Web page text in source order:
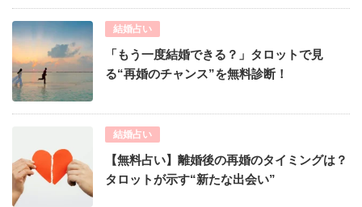
結婚占い
「もう一度結婚できる？」タロットで見
る“再婚のチャンス”を無料診断！
結婚占い
【無料占い】離婚後の再婚のタイミングは？
タロットが示す“新たな出会い”